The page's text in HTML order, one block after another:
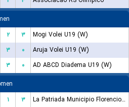
۲ ۳
Mogi Volei U19 (W)
۳ ۰
Aruja Volei U19 (W)
۳ ۰
AD ABCD Diadema U19 (W)
۱ ۳
La Patriada Municipio Florencio Varela (W)